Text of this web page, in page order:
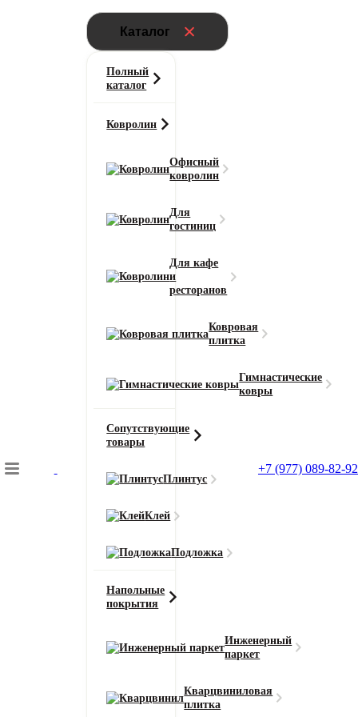
Каталог
Полный
каталог
Ковролин
Офисный
ковролин
Для
гостиниц
Для кафе
и
ресторанов
Ковровая
плитка
Гимнастические
ковры
Сопутствующие
товары
Плинтус
Клей
Подложка
Напольные
покрытия
Инженерный
паркет
Кварцвиниловая
плитка
+7 (977) 089-82-92
Подбор коврового покрытия
Такое покрытие приятно под ногами, хорошо вписывается в
спальню, детскую, гостиную и другие жилые зоны. Но у